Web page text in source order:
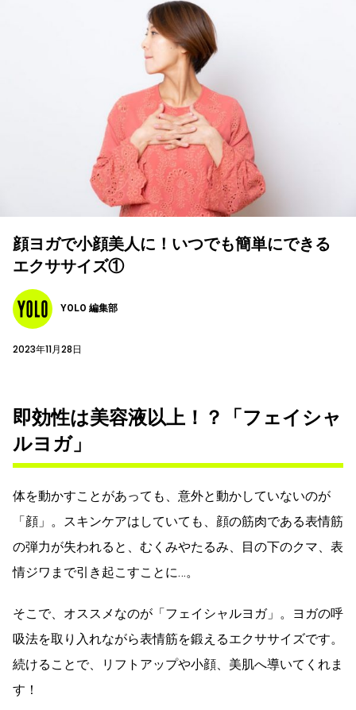
顔ヨガで小顔美人に！いつでも簡単にできる
エクササイズ①
YOLO 編集部
2023年11月28日
即効性は美容液以上！？「フェイシャ
ルヨガ」
体を動かすことがあっても、意外と動かしていないのが
「顔」。スキンケアはしていても、顔の筋肉である表情筋
の弾力が失われると、むくみやたるみ、目の下のクマ、表
情ジワまで引き起こすことに…。
そこで、オススメなのが「フェイシャルヨガ」。ヨガの呼
吸法を取り入れながら表情筋を鍛えるエクササイズです。
続けることで、リフトアップや小顔、美肌へ導いてくれま
す！